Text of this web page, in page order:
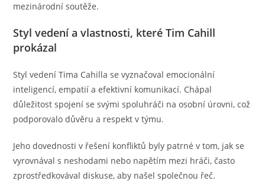
mezinárodní soutěže.
Styl vedení a vlastnosti, které Tim Cahill
prokázal
Styl vedení Tima Cahilla se vyznačoval emocionální
inteligencí, empatií a efektivní komunikací. Chápal
důležitost spojení se svými spoluhráči na osobní úrovni, což
podporovalo důvěru a respekt v týmu.
Jeho dovednosti v řešení konfliktů byly patrné v tom, jak se
vyrovnával s neshodami nebo napětím mezi hráči, často
zprostředkovával diskuse, aby našel společnou řeč.